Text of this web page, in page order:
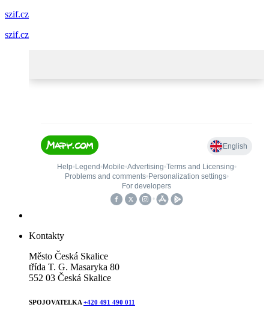
szif.cz
szif.cz
Kontakty
Město Česká Skalice
třída T. G. Masaryka 80
552 03 Česká Skalice
SPOJOVATELKA +420 491 490 011